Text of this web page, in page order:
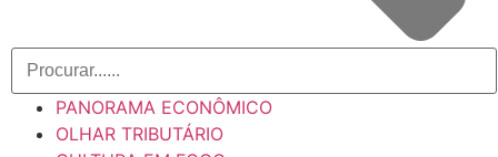
PANORAMA ECONÔMICO
OLHAR TRIBUTÁRIO